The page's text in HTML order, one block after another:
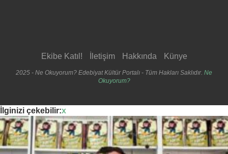
Ekibe Katıl! İletişim Hakkında Künye
2025 - Ne Okuyorum? Edebiyat Kültür Portalı - Tüm Hakları Saklıdır. Ne
Okuyorum?
İlginizi çekebilir:x